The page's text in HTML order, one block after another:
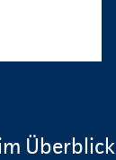
Überblick